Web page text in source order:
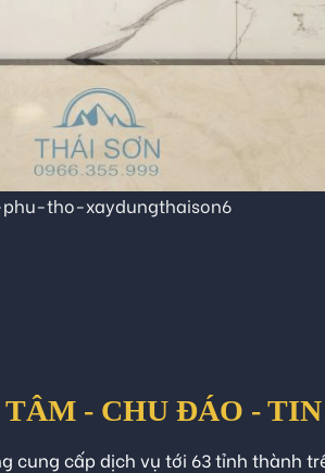
tho-xaydungthaison6
- CHU ĐÁO -
cung cấp dịch vụ tới 63 tỉnh thành